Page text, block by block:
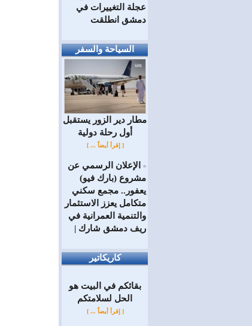
عجلة التغييرات في
دمشق انطلقت
السياحة والسفر
مطار دير الزور يستقبل
أول رحلة دولية
[ إقرأ أيضاً ... ]
=
الإعلان الرسمي عن
مشروع (بارك فيو)
يعفور.. مجمع سكني
متكامل يعزز الاستثمار
والتنمية العمرانية في
ريف دمشق شارك |
كاريكاتير
بقائكم في البيت هو
الحل لسلامتكم
[ إقرأ أيضاً ... ]